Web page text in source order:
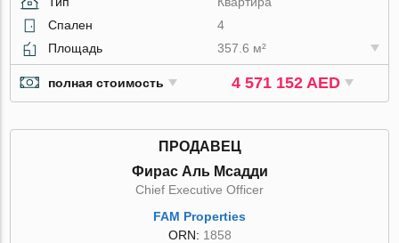
Спален
4
Площадь
357.6 м²
полная стоимость 4 571 152 AED
ПРОДАВЕЦ
Фирас Аль Мсадди
Chief Executive Officer
FAM Properties
ORN: 1858